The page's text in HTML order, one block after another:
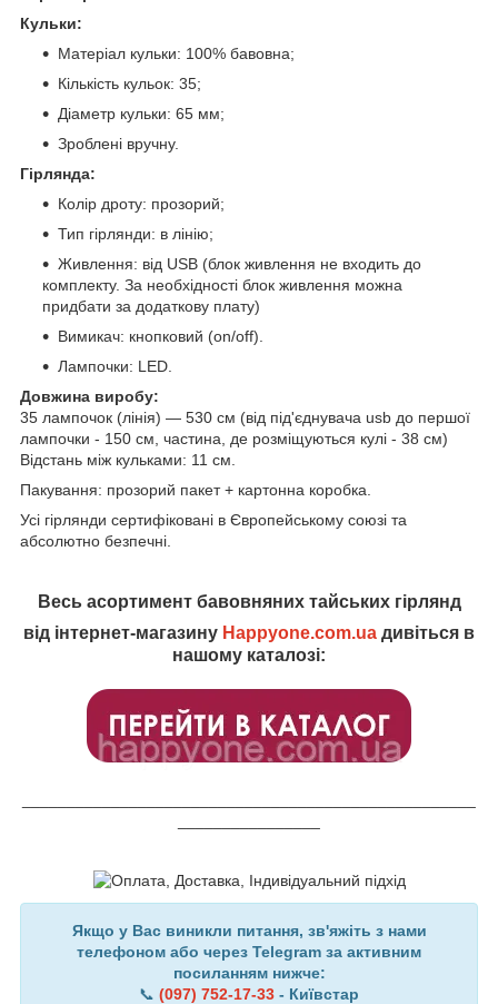
Кульки:
Матеріал кульки: 100% бавовна;
Кількість кульок: 35;
Діаметр кульки: 65 мм;
Зроблені вручну.
Гірлянда:
Колір дроту: прозорий;
Тип гірлянди: в лінію;
Живлення: від USB (блок живлення не входить до
комплекту. За необхідності блок живлення можна
придбати за додаткову плату)
Вимикач: кнопковий (on/off).
Лампочки: LED.
Довжина виробу:
35 лампочок (лінія) — 530 см (від під'єднувача usb до першої
лампочки - 150 см, частина, де розміщуються кулі - 38 см)
Відстань між кульками: 11 см.
Пакування: прозорий пакет + картонна коробка.
Усі гірлянди сертифіковані в Європейському союзі та
абсолютно безпечні.
Весь асортимент бавовняних тайських гірлянд
від інтернет-магазину Happyone.com.ua дивіться в
нашому каталозі:
Якщо у Вас виникли питання, зв'яжіть з нами
телефоном або через Telegram за активним
посиланням нижче:
📞 (097) 752-17-33 - Київстар